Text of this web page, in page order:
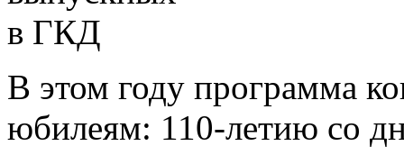
В этом году программа
юбилеям: 110-летию со